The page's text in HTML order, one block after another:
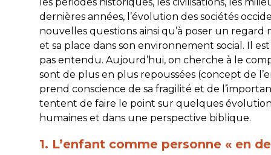
dernières années, l’évolution des sociétés
nouvelles questions ainsi qu’à poser un
et sa place dans son environnement social. Il
pas entendu. Aujourd’hui, on cherche à le
sont de plus en plus repoussées (concept de
prend conscience de sa fragilité et de
tentent de faire le point sur quelques
humaines et dans une perspective biblique.
1. L’enfant comme personne « en